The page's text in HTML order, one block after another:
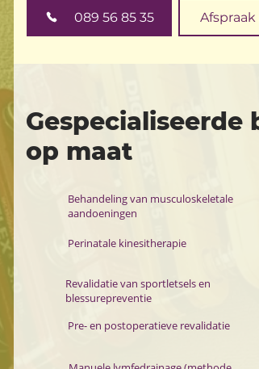
089 56 85 35
Gespecialiseerde
op maat
Behandeling van musculoskeletale
aandoeningen
Perinatale kinesitherapie
Revalidatie van sportletsels en
blessurepreventie
Pre- en postoperatieve revalidatie